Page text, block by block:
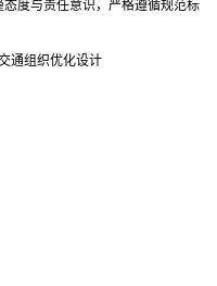
度与责任意识，严格遵循规范标
通组织优化设计